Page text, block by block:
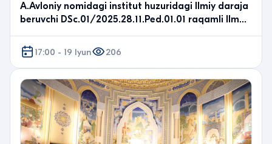
A.Avloniy nomidagi institut huzuridagi Ilmiy daraja
beruvchi DSc.01/2025.28.11.Ped.01.01 raqamli Ilm…
17:00 - 19 Iyun 206